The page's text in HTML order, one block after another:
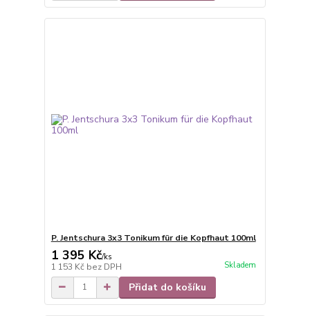
P. Jentschura 3x3 Tonikum für die Kopfhaut 100ml
1 395 Kč/ks
1 153 Kč bez DPH Skladem
Přidat do košíku